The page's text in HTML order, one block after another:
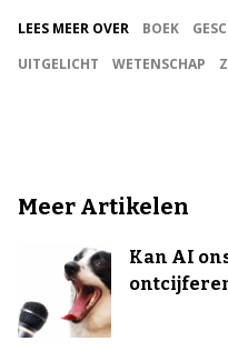
LEES MEER OVER BOEK
UITGELICHT
WETENSCHAP
Meer Artikelen
Kan AI